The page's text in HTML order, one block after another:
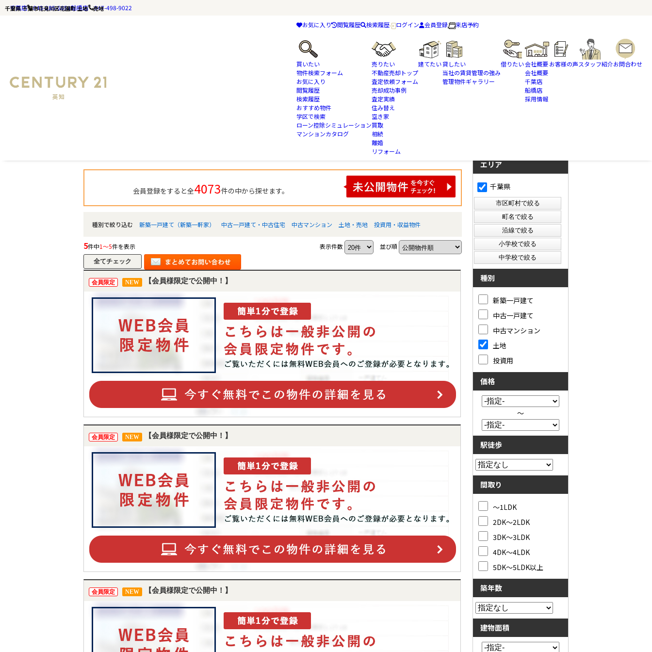
千葉県 千葉市花見川区花園町 土地・売地
千葉店 043-285-5651船橋店 047-498-9022
お気に入り 閲覧履歴 検索履歴 ログイン 会員登録 来店予約
買いたい
物件検索フォーム
お気に入り
閲覧履歴
検索履歴
おすすめ物件
学区で検索
ローン控除シミュレーション
マンションカタログ
売りたい
不動産売却トップ
査定依頼フォーム
売却成功事例
査定実績
住み替え
空き家
買取
相続
離婚
リフォーム
建てたい貸したい
当社の賃貸管理の強み
管理物件ギャラリー
借りたい会社概要
会社概要
千葉店
船橋店
採用情報
お客様の声スタッフ紹介お問合わせ
千葉県 千葉市花見川区花園町 土地・売地の不動産情報一覧
会員登録をすると全4073件の中から探せます。
種別で絞り込む 新築一戸建て（新築一軒家） 中古一戸建て・中古住宅 中古マンション 土地・売地 投資用・収益物件
5件中1～5件を表示 表示件数 並び順
会員限定 NEW 【会員様限定で公開中！】
会員限定 NEW 【会員様限定で公開中！】
会員限定 NEW 【会員様限定で公開中！】
エリア
千葉県
種別
新築一戸建て
中古一戸建て
中古マンション
土地
投資用
価格
～
駅徒歩
間取り
～1LDK
2DK～2LDK
3DK～3LDK
4DK～4LDK
5DK～5LDK以上
築年数
建物面積